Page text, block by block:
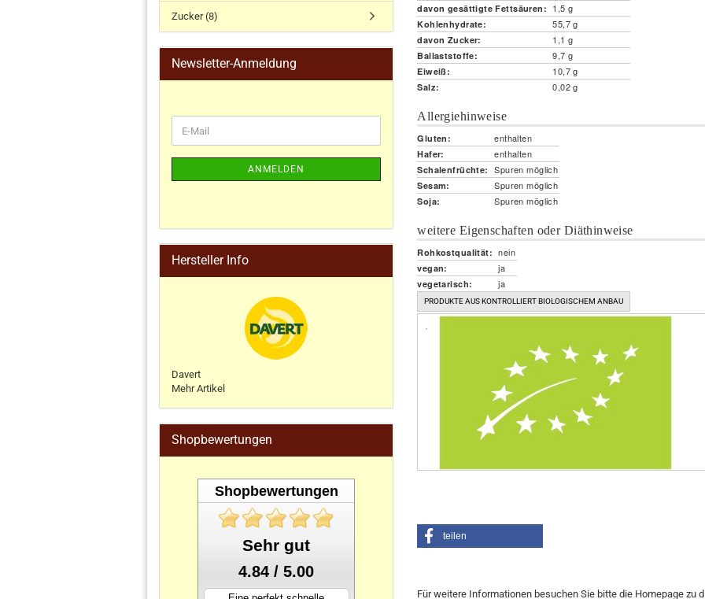
davon gesättigte Fettsäuren: 1,5 g
Kohlenhydrate: 55,7 g
davon Zucker: 1,1 g
Ballaststoffe: 9,7 g
Eiweiß: 10,7 g
Salz: 0,02 g
Allergiehinweise
Gluten: enthalten
Hafer: enthalten
Schalenfrüchte: Spuren möglich
Sesam: Spuren möglich
Soja: Spuren möglich
weitere Eigenschaften oder Diäthinweise
Rohkostqualität: nein
vegan: ja
vegetarisch: ja
PRODUKTE AUS KONTROLLIERT BIOLOGISCHEM ANBAU
teilen
Für weitere Informationen besuchen Sie bitte die Homepage zu
Zucker (8)
Newsletter-Anmeldung
ANMELDEN
Hersteller Info
Davert
Mehr Artikel
Shopbewertungen
Shopbewertungen
Sehr gut
4.84 / 5.00